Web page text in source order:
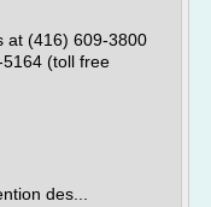
at (416) 609-3800
(toll free
des...